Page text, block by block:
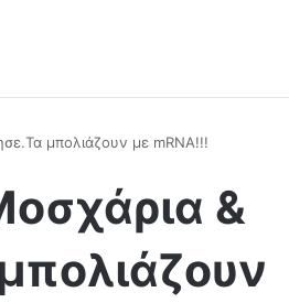
μπολιάζουν με mRNA!!!
&